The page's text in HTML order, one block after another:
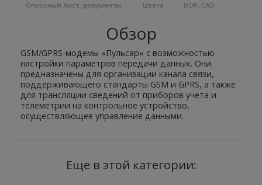
Опросный лист, документы. Цвета DOP, CAD
Обзор
GSM/GPRS-модемы «Пульсар» с возможностью
настройки параметров передачи данных. Они
предназначены для организации канала связи,
поддерживающего стандарты GSM и GPRS, а также
для трансляции сведений от приборов учета и
телеметрии на контрольное устройство,
осуществляющее управление данными.
Еще в этой категории: